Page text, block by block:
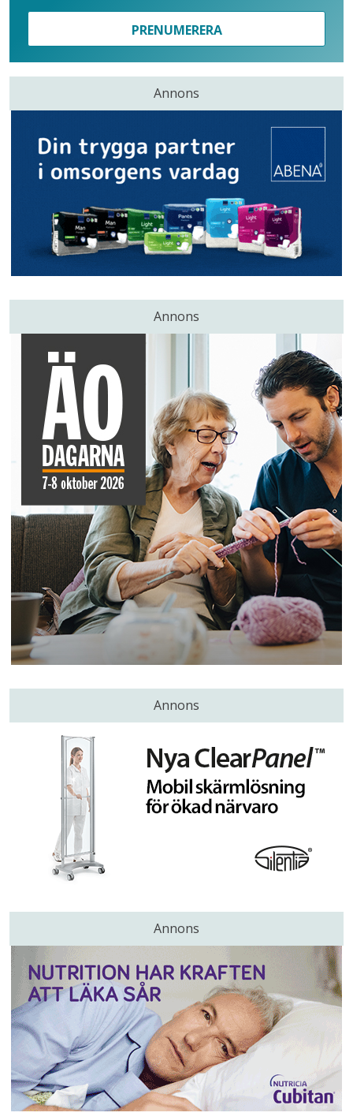
PRENUMERERA
Annons
Annons
Annons
Annons